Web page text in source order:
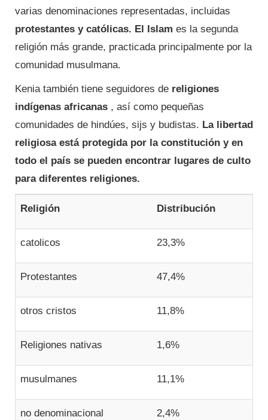
varias denominaciones representadas, incluidas
protestantes y católicas. El Islam es la segunda
religión más grande, practicada principalmente por la
comunidad musulmana.
Kenia también tiene seguidores de religiones
indígenas africanas , así como pequeñas
comunidades de hindúes, sijs y budistas. La libertad
religiosa está protegida por la constitución y en
todo el país se pueden encontrar lugares de culto
para diferentes religiones.
Religión Distribución
catolicos 23,3%
Protestantes 47,4%
otros cristos 11,8%
Religiones nativas 1,6%
musulmanes 11,1%
no denominacional 2,4%